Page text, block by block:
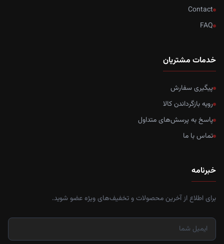
Contact
FAQ
خدمات مشتریان
پیگیری سفارش
رویه بازگرداندن کالا
پاسخ به پرسش‌های متداول
تماس با ما
خبرنامه
برای اطلاع از آخرین محصولات و تخفیف‌های ویژه عضو شوید.